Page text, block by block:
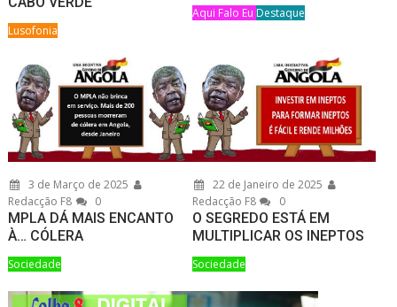
Lusofonia
Aqui Falo Eu Destaque
3 de Março de 2025
Redacção F8
0
MPLA DÁ MAIS ENCANTO
À… CÓLERA
Sociedade
22 de Janeiro de 2025
Redacção F8
0
O SEGREDO ESTÁ EM
MULTIPLICAR OS INEPTOS
Sociedade